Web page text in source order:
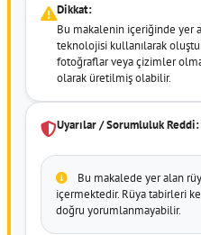
Dikkat:
Bu makalenin içeriğinde yer
teknolojisi kullanılarak
fotoğraflar veya çizimler
olarak üretilmiş olabilir.
Uyarılar / Sorumluluk Reddi:
Bu makalede yer alan
içermektedir. Rüya tabirleri
doğru yorumlanmayabilir.